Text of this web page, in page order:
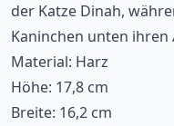
der Katze Dinah,
Kaninchen unten
Material: Harz
Höhe: 17,8 cm
Breite: 16,2 cm